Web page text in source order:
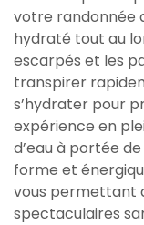
votre randonnée
hydraté tout au
escarpés et les
transpirer
s’hydrater pour
expérience en
d’eau à portée
forme et
vous permettant
spectaculaires